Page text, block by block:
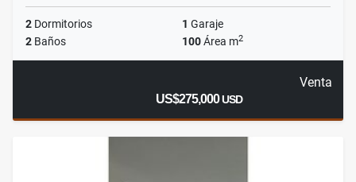
2 Dormitorios 1 Garaje
2 Baños 100Área m2
Venta
US$275,000USD